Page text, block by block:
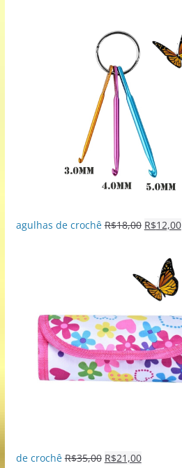
agulhas de crochê R$18,00 R$12,00
de crochê R$35,00 R$21,00